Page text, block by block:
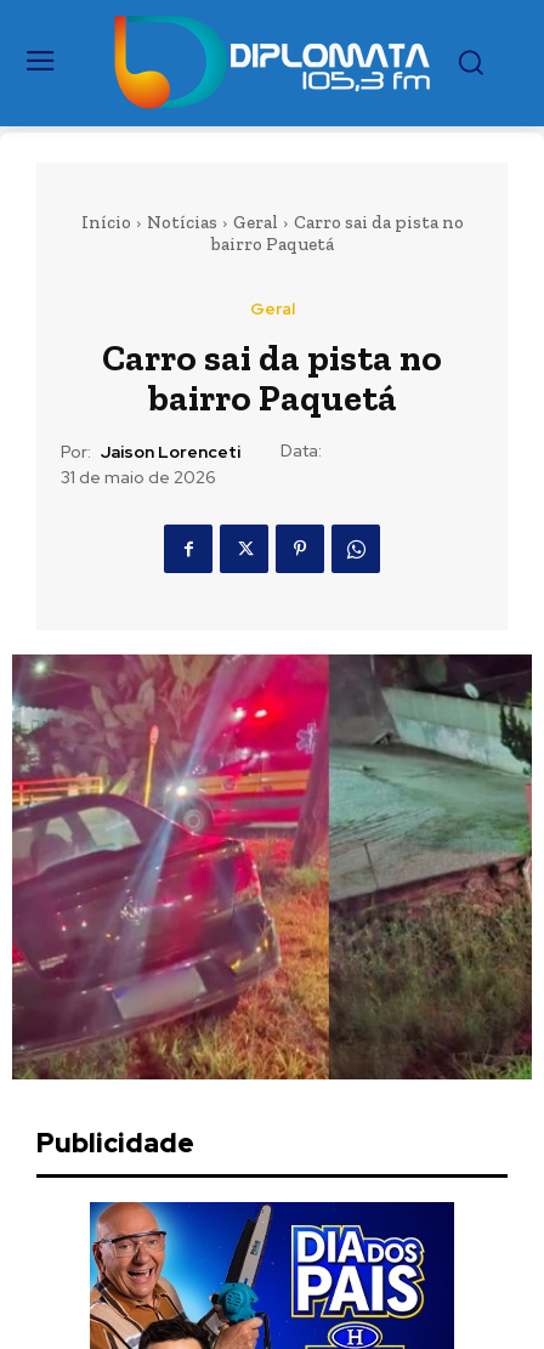
Início Notícias Geral
Carro sai da pista no
bairro Paquetá
Geral
Carro sai da pista no
bairro Paquetá
Por: Jaison Lorenceti
Data:
31 de maio de 2026
Publicidade